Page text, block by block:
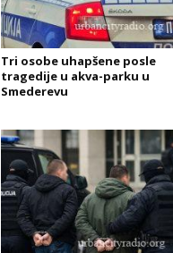
Tri osobe uhapšene posle
tragedije u akva-parku u
Smederevu